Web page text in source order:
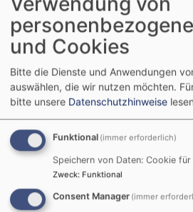
Startseite
Regionale Projekte des
einfach heiraten am 26.6.26
Zeitplan
Hier finden Sie in Kürze den
heiraten" am 26. Juni 2026 in
und Cookies
Bitte die Dienste und Anwendungen
auswählen, die wir nutzen möchten.
bitte unsere Datenschutzhinweise
Funktional (immer erforderlich)
Speichern von Daten: Cookie
Zweck: Funktional
Consent Manager (immer